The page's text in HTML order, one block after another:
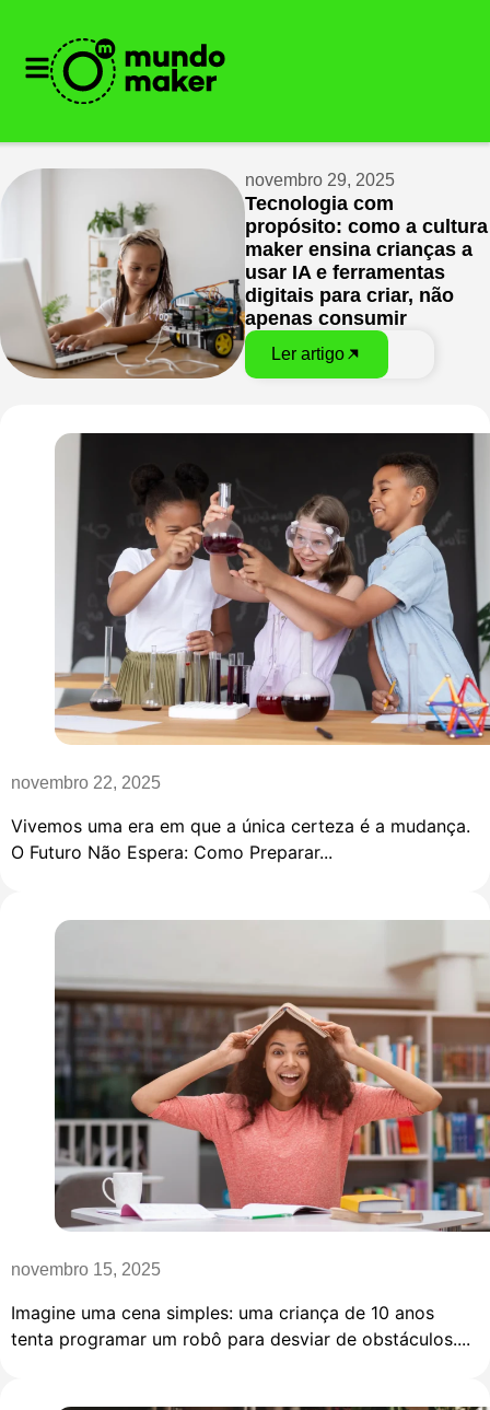
novembro 29, 2025
Tecnologia com
propósito: como a cultura
maker ensina crianças a
usar IA e ferramentas
digitais para criar, não
apenas consumir
Ler artigo
novembro 22, 2025
Vivemos uma era em que a única certeza é a mudança.
O Futuro Não Espera: Como Preparar...
novembro 15, 2025
Imagine uma cena simples: uma criança de 10 anos
tenta programar um robô para desviar de obstáculos....